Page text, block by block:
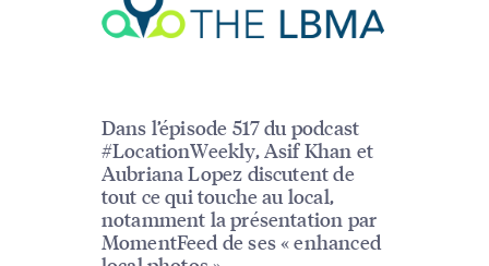
Dans l’épisode 517 du podcast
#LocationWeekly, Asif Khan et
Aubriana Lopez discutent de
tout ce qui touche au local,
notamment la présentation par
MomentFeed de ses « enhanced